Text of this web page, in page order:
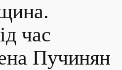
час
Пучинян